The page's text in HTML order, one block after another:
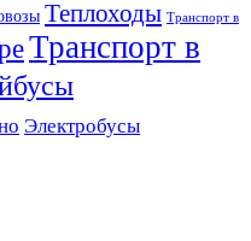
Теплоходы Транспорт в
Транспорт в
Электробусы